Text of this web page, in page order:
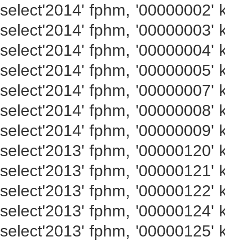
select'2014' fphm, '00000002'
select'2014' fphm, '00000003'
select'2014' fphm, '00000004'
select'2014' fphm, '00000005'
select'2014' fphm, '00000007'
select'2014' fphm, '00000008'
select'2014' fphm, '00000009'
select'2013' fphm, '00000120'
select'2013' fphm, '00000121'
select'2013' fphm, '00000122'
select'2013' fphm, '00000124'
select'2013' fphm, '00000125'